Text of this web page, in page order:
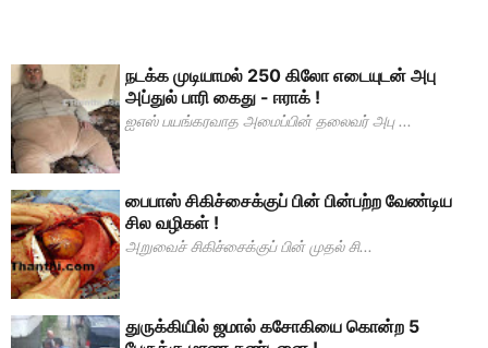
நடக்க முடியாமல் 250 கிலோ எடையுடன் அபு
அப்துல் பாரி கைது - ஈராக் !
ஐஎஸ் பயங்கரவாத அமைப்பின் தலைவர் அபு ...
பைபாஸ் சிகிச்சைக்குப் பின் பின்பற்ற வேண்டிய
சில வழிகள் !
அறுவைச் சிகிச்சைக்குப் பின் முதல் சி...
துருக்கியில் ஜமால் கசோகியை கொன்ற 5